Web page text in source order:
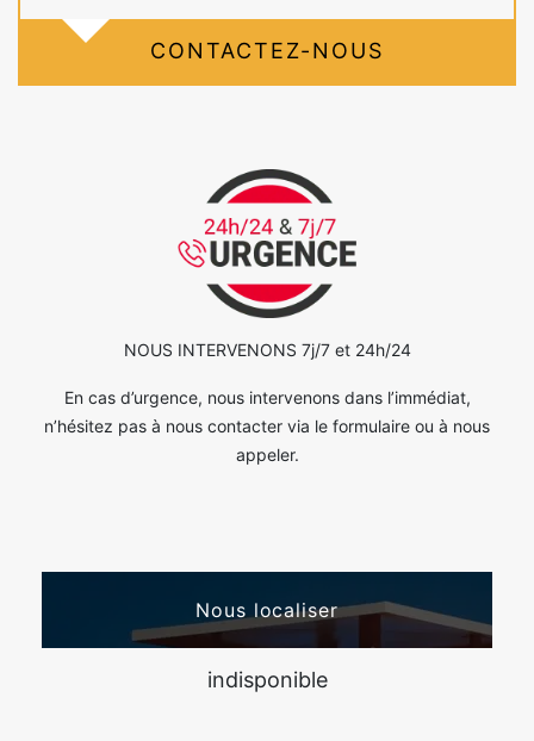
CONTACTEZ-NOUS
NOUS INTERVENONS 7j/7 et 24h/24
En cas d’urgence, nous intervenons dans l’immédiat,
n’hésitez pas à nous contacter via le formulaire ou à nous
appeler.
Nous localiser
indisponible